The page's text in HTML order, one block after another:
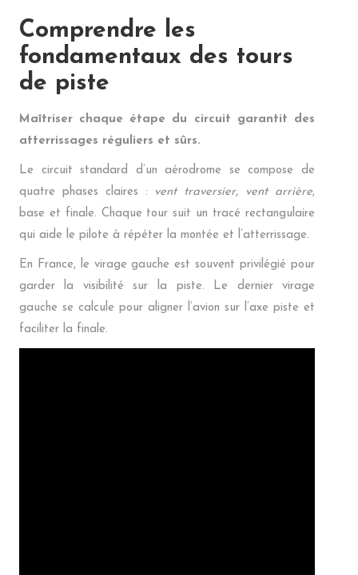
Comprendre les
fondamentaux des tours
de piste
Maîtriser chaque étape du circuit garantit des
atterrissages réguliers et sûrs.
Le circuit standard d’un aérodrome se compose de
quatre phases claires :
vent traversier, vent arrière,
base et finale. Chaque tour suit un tracé rectangulaire
qui aide le pilote à répéter la montée et l’atterrissage.
En France, le virage gauche est souvent privilégié pour
garder la visibilité sur la piste. Le dernier virage
gauche se calcule pour aligner l’avion sur l’axe piste et
faciliter la finale.